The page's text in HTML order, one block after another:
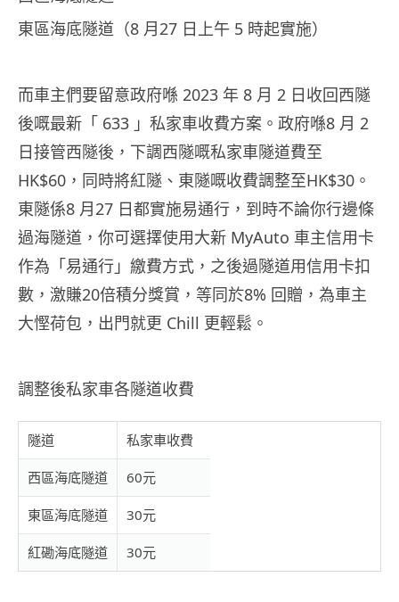
東區海底隧道（8 月27 日上午 5 時起實施）
而車主們要留意政府喺 2023 年 8 月 2 日收回西隧
後嘅最新「 633 」私家車收費方案。政府喺8 月 2
日接管西隧後，下調西隧嘅私家車隧道費至
HK$60，同時將紅隧、東隧嘅收費調整至HK$30。
東隧係8 月27 日都實施易通行，到時不論你行邊條
過海隧道，你可選擇使用大新 MyAuto 車主信用卡
作為「易通行」繳費方式，之後過隧道用信用卡扣
數，激賺20倍積分獎賞，等同於8% 回贈，為車主
大慳荷包，出門就更 Chill 更輕鬆。
調整後私家車各隧道收費
隧道 私家車收費
西區海底隧道 60元
東區海底隧道 30元
紅磡海底隧道 30元